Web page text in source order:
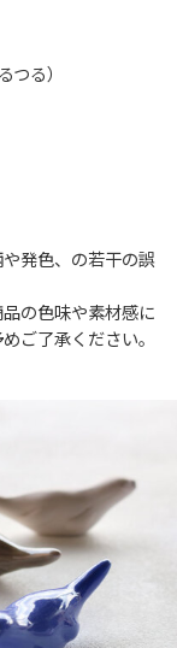
る）
発色、の若干の誤
の色味や素材感に
ご了承ください。